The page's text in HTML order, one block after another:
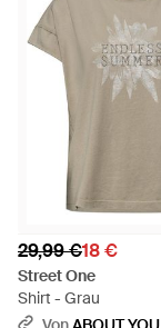
29,99 €18 €
Street One
Shirt - Grau